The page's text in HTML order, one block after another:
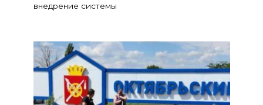
внедрение системы